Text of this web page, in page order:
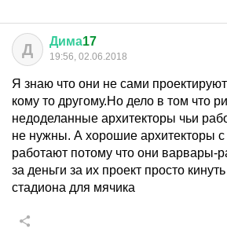
Д Дима17
19:56, 02.06.2018
Я знаю что они не сами
кому то другому.Но дело в том что
недоделанные архитекторы чьи
не нужны. А хорошие архитекторы
работают потому что они варвары-
за деньги за их проект просто
стадиона для мячика